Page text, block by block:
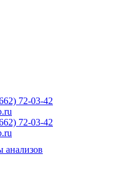
72-03-42
72-03-42
анализов